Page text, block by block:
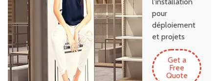
l'installation
pour
déploiement
et projets
Get a
Free
Quote